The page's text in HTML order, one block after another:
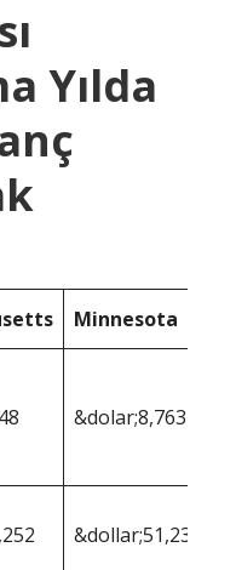
Yılda
Minnesota
&dolar;8,763
&dollar;51,237